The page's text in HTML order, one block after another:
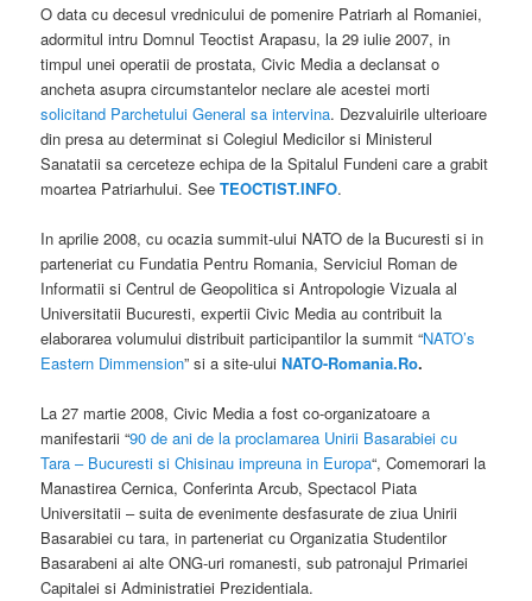
O data cu decesul vrednicului de pomenire Patriarh al Romaniei,
adormitul intru Domnul Teoctist Arapasu, la 29 iulie 2007, in
timpul unei operatii de prostata, Civic Media a declansat o
ancheta asupra circumstantelor neclare ale acestei morti
solicitand Parchetului General sa intervina. Dezvaluirile ulterioare
din presa au determinat si Colegiul Medicilor si Ministerul
Sanatatii sa cerceteze echipa de la Spitalul Fundeni care a grabit
moartea Patriarhului. See TEOCTIST.INFO.
In aprilie 2008, cu ocazia summit-ului NATO de la Bucuresti si in
parteneriat cu Fundatia Pentru Romania, Serviciul Roman de
Informatii si Centrul de Geopolitica si Antropologie Vizuala al
Universitatii Bucuresti, expertii Civic Media au contribuit la
elaborarea volumului distribuit participantilor la summit “NATO’s
Eastern Dimmension” si a site-uluiNATO-Romania.Ro.
La 27 martie 2008, Civic Media a fost co-organizatoare a
manifestarii “90 de ani de la proclamarea Unirii Basarabiei cu
Tara – Bucuresti si Chisinau impreuna in Europa“, Comemorari la
Manastirea Cernica, Conferinta Arcub, Spectacol Piata
Universitatii – suita de evenimente desfasurate de ziua Unirii
Basarabiei cu tara, in parteneriat cu Organizatia Studentilor
Basarabeni ai alte ONG-uri romanesti, sub patronajul Primariei
Capitalei si Administratiei Prezidentiala.